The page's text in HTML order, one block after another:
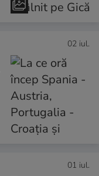
02 iul.
01 iul.